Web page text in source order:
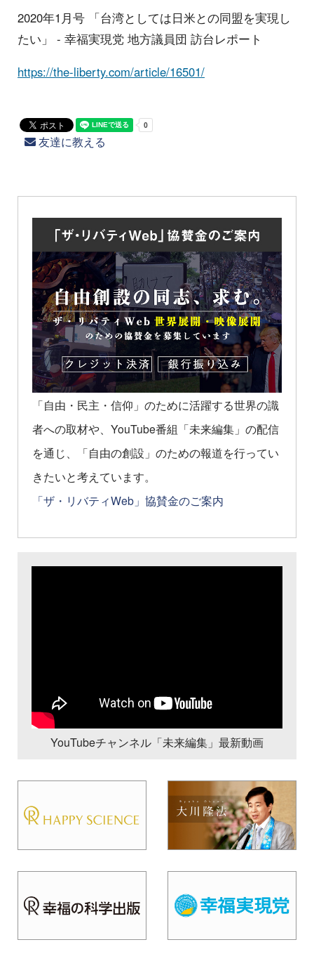
2020年1月号 「台湾としては日米との同盟を実現し
たい」 - 幸福実現党 地方議員団 訪台レポート
https://the-liberty.com/article/16501/
友達に教える
「自由・民主・信仰」のために活躍する世界の識
者への取材や、YouTube番組「未来編集」の配信
を通じ、「自由の創設」のための報道を行ってい
きたいと考えています。
「ザ・リバティWeb」協賛金のご案内
YouTubeチャンネル「未来編集」最新動画